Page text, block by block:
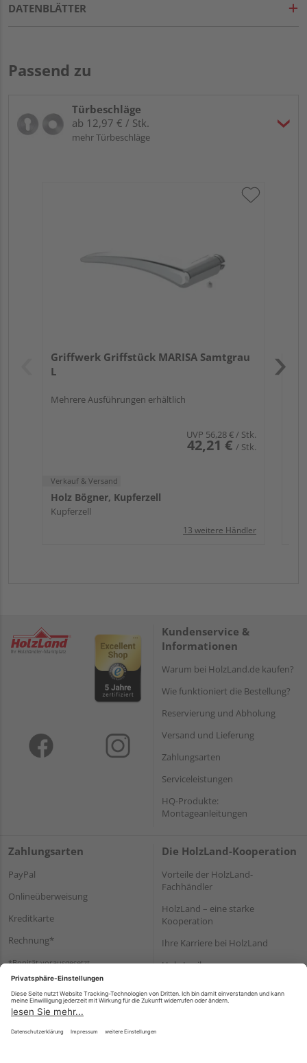
DATENBLÄTTER
Passend zu
Türbeschläge
ab 12,97 € / Stk.
mehr Türbeschläge
Griffwerk Griffstück MARISA Samtgrau
L
Mehrere Ausführungen erhältlich
UVP 56,28 €/ Stk.
42,21 € / Stk.
Verkauf & Versand
Holz Bögner, Kupferzell
Kupferzell
13 weitere Händler
Kundenservice &
Informationen
Warum bei HolzLand.de kaufen?
Wie funktioniert die Bestellung?
Reservierung und Abholung
Versand und Lieferung
Zahlungsarten
Serviceleistungen
HQ-Produkte:
Montageanleitungen
Zahlungsarten
PayPal
Onlineüberweisung
Kreditkarte
Rechnung*
*Bonität vorausgesetzt
Die HolzLand-Kooperation
Vorteile der HolzLand-
Fachhändler
HolzLand – eine starke
Kooperation
Ihre Karriere bei HolzLand
Holz-Lexikon